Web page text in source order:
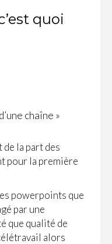
quoi
chaîne »
de la part des
pour la première
powerpoints que
par une
que qualité de
alors